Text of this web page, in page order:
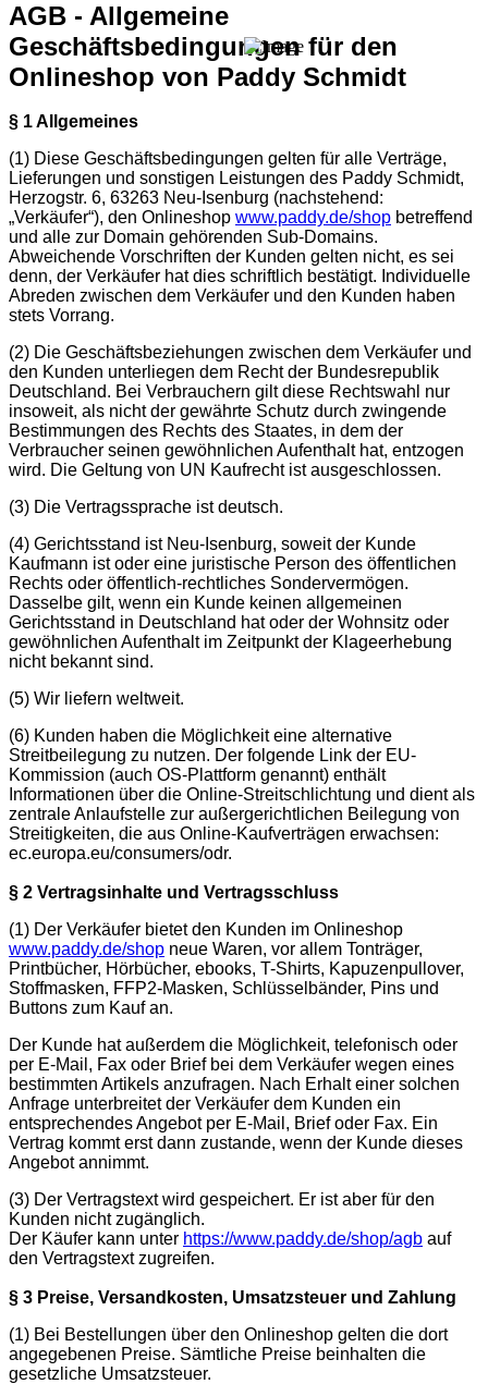
AGB - Allgemeine
Geschäftsbedingungen für den
Onlineshop von Paddy Schmidt
§ 1 Allgemeines
(1) Diese Geschäftsbedingungen gelten für alle Verträge,
Lieferungen und sonstigen Leistungen des Paddy Schmidt,
Herzogstr. 6, 63263 Neu-Isenburg (nachstehend:
„Verkäufer“), den Onlineshop www.paddy.de/shop betreffend
und alle zur Domain gehörenden Sub-Domains.
Abweichende Vorschriften der Kunden gelten nicht, es sei
denn, der Verkäufer hat dies schriftlich bestätigt. Individuelle
Abreden zwischen dem Verkäufer und den Kunden haben
stets Vorrang.
(2) Die Geschäftsbeziehungen zwischen dem Verkäufer und
den Kunden unterliegen dem Recht der Bundesrepublik
Deutschland. Bei Verbrauchern gilt diese Rechtswahl nur
insoweit, als nicht der gewährte Schutz durch zwingende
Bestimmungen des Rechts des Staates, in dem der
Verbraucher seinen gewöhnlichen Aufenthalt hat, entzogen
wird. Die Geltung von UN Kaufrecht ist ausgeschlossen.
(3) Die Vertragssprache ist deutsch.
(4) Gerichtsstand ist Neu-Isenburg, soweit der Kunde
Kaufmann ist oder eine juristische Person des öffentlichen
Rechts oder öffentlich-rechtliches Sondervermögen.
Dasselbe gilt, wenn ein Kunde keinen allgemeinen
Gerichtsstand in Deutschland hat oder der Wohnsitz oder
gewöhnlichen Aufenthalt im Zeitpunkt der Klageerhebung
nicht bekannt sind.
(5) Wir liefern weltweit.
(6) Kunden haben die Möglichkeit eine alternative
Streitbeilegung zu nutzen. Der folgende Link der EU-
Kommission (auch OS-Plattform genannt) enthält
Informationen über die Online-Streitschlichtung und dient als
zentrale Anlaufstelle zur außergerichtlichen Beilegung von
Streitigkeiten, die aus Online-Kaufverträgen erwachsen:
ec.europa.eu/consumers/odr.
§ 2 Vertragsinhalte und Vertragsschluss
(1) Der Verkäufer bietet den Kunden im Onlineshop
www.paddy.de/shop neue Waren, vor allem Tonträger,
Printbücher, Hörbücher, ebooks, T-Shirts, Kapuzenpullover,
Stoffmasken, FFP2-Masken, Schlüsselbänder, Pins und
Buttons zum Kauf an.
Der Kunde hat außerdem die Möglichkeit, telefonisch oder
per E-Mail, Fax oder Brief bei dem Verkäufer wegen eines
bestimmten Artikels anzufragen. Nach Erhalt einer solchen
Anfrage unterbreitet der Verkäufer dem Kunden ein
entsprechendes Angebot per E-Mail, Brief oder Fax. Ein
Vertrag kommt erst dann zustande, wenn der Kunde dieses
Angebot annimmt.
(3) Der Vertragstext wird gespeichert. Er ist aber für den
Kunden nicht zugänglich.
Der Käufer kann unter https://www.paddy.de/shop/agb auf
den Vertragstext zugreifen.
§ 3 Preise, Versandkosten, Umsatzsteuer und Zahlung
(1) Bei Bestellungen über den Onlineshop gelten die dort
angegebenen Preise. Sämtliche Preise beinhalten die
gesetzliche Umsatzsteuer.